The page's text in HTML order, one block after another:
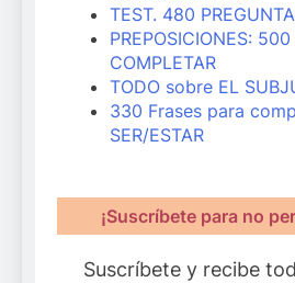
TEST. 480
PREPOSICIONES:
COMPLETAR
TODO sobre EL
330 Frases para
SER/ESTAR
¡Suscríbete para no
Suscríbete y recibe